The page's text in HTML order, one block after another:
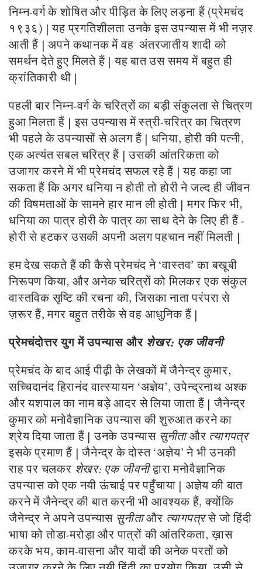
निम्न-वर्ग के शोषित और पीड़ित के लिए लड़ना हैं (प्रेमचंद
१९३६) | यह प्रगतिशीलता उनके इस उपन्यास में भी नज़र
आती हैं | अपने कथानक में वह अंतरजातीय शादी को
समर्थन देते हुए मिलते हैं | यह बात उस समय में बहुत ही
क्रांतिकारी थी |
पहली बार निम्न-वर्ग के चरित्रों का बड़ी संकुलता से चित्रण
हुआ मिलता हैं | इस उपन्यास में स्त्री-चरित्र का चित्रण
भी पहले के उपन्यासों से अलग हैं | धनिया, होरी की पत्नी,
एक अत्यंत सबल चरित्र हैं | उसकी आंतरिकता को
उजागर करने में भी प्रेमचंद सफल रहे हैं | यह कहा जा
सकता हैं कि अगर धनिया न होती तो होरी ने जल्द ही जीवन
की विषमताओं के सामने हार मान ली होती | मगर फिर भी,
धनिया का पात्र होरी के पात्र का साथ देने के लिए ही हैं -
होरी से हटकर उसकी अपनी अलग पहचान नहीं मिलती |
हम देख सकते हैं की कैसे प्रेमचंद ने ‘वास्तव’ का बखूबी
निरूपण किया, और अनेक चरित्रों को मिलकर एक संकुल
वास्तविक सृष्टि की रचना की, जिसका नाता परंपरा से
ज़रूर हैं, मगर बहुत तरीके से वह आधुनिक हैं |
प्रेमचंदोत्तर युग में उपन्यास और शेखर: एक जीवनी
प्रेमचंद के बाद आई पीढ़ी के लेखकों में जैनेन्द्र कुमार,
सच्चिदानंद हिरानंद वात्स्यायन ‘अज्ञेय’, उपेन्द्रनाथ अश्क
और यशपाल का नाम बड़े आदर से लिया जाता हैं | जैनेन्द्र
कुमार को मनोवैज्ञानिक उपन्यास की शुरुआत करने का
श्रेय दिया जाता हैं | उनके उपन्यास सुनीताऔर त्यागपत्र
इसके प्रमाण हैं | जैनेन्द्र के दोस्त ‘अज्ञेय’ ने भी उनकी
राह पर चलकर शेखर: एक जीवनीद्वारा मनोवैज्ञानिक
उपन्यास को एक नयी ऊंचाई पर पहुँचाया | अज्ञेय की बात
करने में जैनेन्द्र की बात करनी भी आवश्यक हैं, क्योंकि
जैनेन्द्र ने अपने उपन्यास सुनीताऔर त्यागपत्रसे जो हिंदी
भाषा को तोडा-मरोड़ा और पात्रों की आंतरिकता, ख़ास
करके भय, काम-वासना और यादों की अनेक परतों को